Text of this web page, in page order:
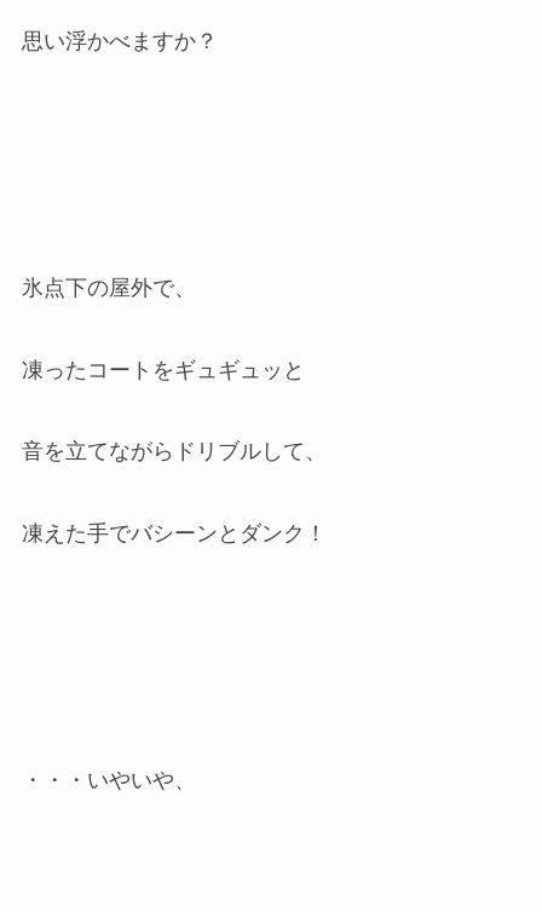
思い浮かべますか？
氷点下の屋外で、
凍ったコートをギュギュッと
音を立てながらドリブルして、
凍えた手でバシーンとダンク！
・・・いやいや、